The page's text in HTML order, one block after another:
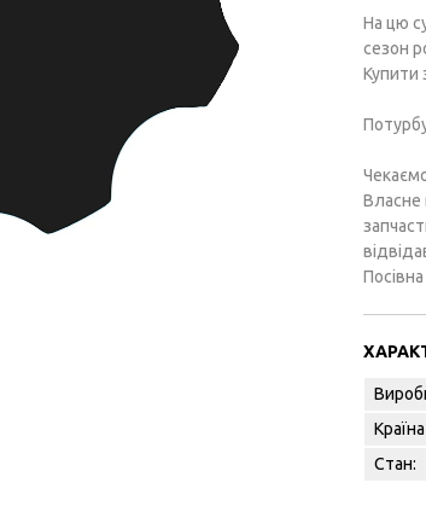
На цю
сезон
Купити
Власне
Стан: